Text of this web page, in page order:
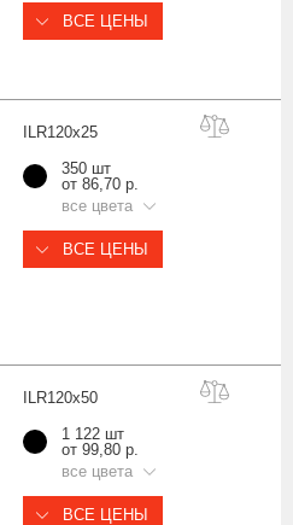
ВСЕ ЦЕНЫ
ILR120x25
350 шт
от 86,70 р.
все цвета
ВСЕ ЦЕНЫ
ILR120x50
1 122 шт
от 99,80 р.
все цвета
ВСЕ ЦЕНЫ